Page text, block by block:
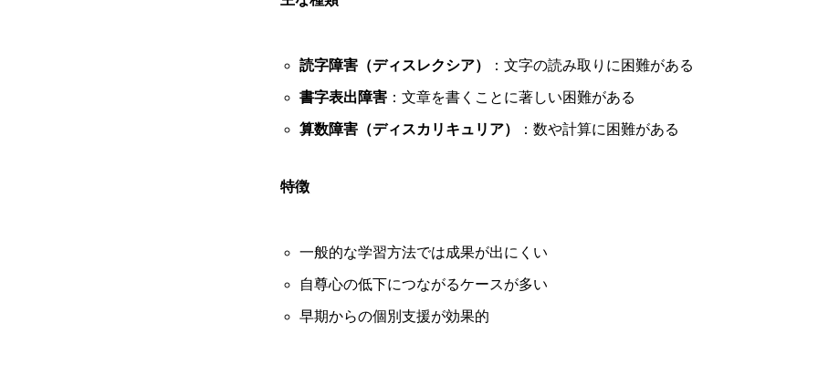
読字障害（ディスレクシア） ：文字の読み取りに困難がある
書字表出障害：文章を書くことに著しい困難がある
算数障害（ディスカリキュリア） ：数や計算に困難がある
特徴
一般的な学習方法では成果が出にくい
自尊心の低下につながるケースが多い
早期からの個別支援が効果的